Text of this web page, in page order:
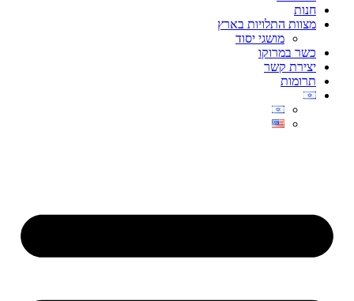
חנות
מצוות התלויות בארץ
מושגי יסוד
כשר במרוקו
יצירת קשר
תרומות